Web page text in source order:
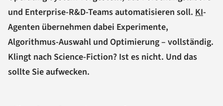
und Enterprise-R&D-Teams automatisieren soll. KI-
Agenten übernehmen dabei Experimente,
Algorithmus-Auswahl und Optimierung – vollständig.
Klingt nach Science-Fiction? Ist es nicht. Und das
sollte Sie aufwecken.